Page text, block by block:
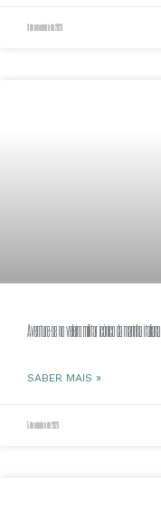
9 de novembro de 2023
Aventure-se no veleiro militar icônico da marinha italiana
SABER MAIS »
5 de outubro de 2023